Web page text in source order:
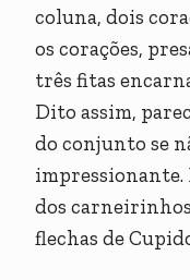
coluna, dois
os corações,
três fitas
Dito assim,
do conjunto se
impressionante.
dos carneirinhos
flechas de